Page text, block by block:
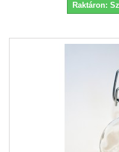
Raktáron: